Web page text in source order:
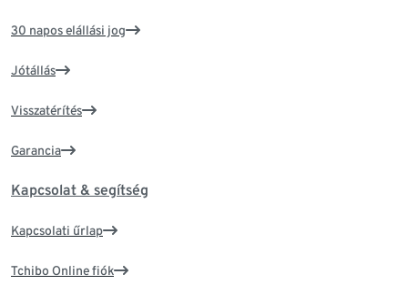
30 napos elállási jog
Jótállás
Visszatérítés
Garancia
Kapcsolat & segítség
Kapcsolati űrlap
Tchibo Online fiók